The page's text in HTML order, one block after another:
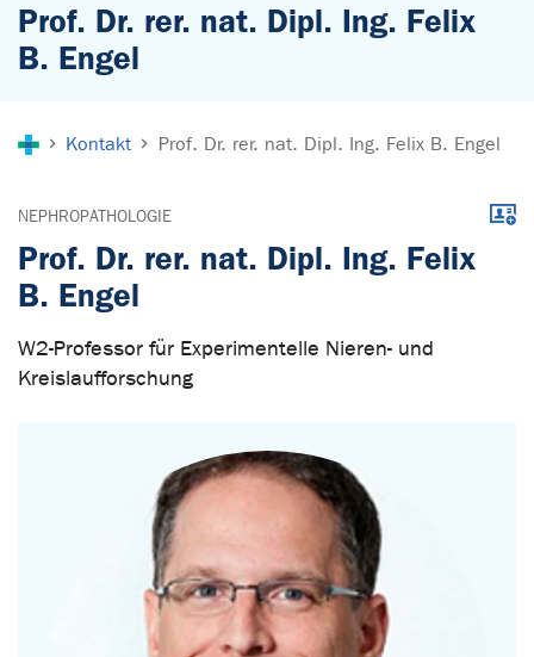
Prof. Dr. rer. nat. Dipl. Ing. Felix
B. Engel
Kontakt Prof. Dr. rer. nat. Dipl. Ing. Felix B. Engel
NEPHROPATHOLOGIE
Prof. Dr. rer. nat. Dipl. Ing. Felix
B. Engel
W2-Professor für Experimentelle Nieren- und
Kreislaufforschung